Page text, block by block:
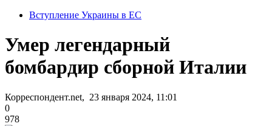
Вступление Украины в ЕС
Умер легендарный
бомбардир сборной Италии
Корреспондент.net, 23 января 2024, 11:01
0
978